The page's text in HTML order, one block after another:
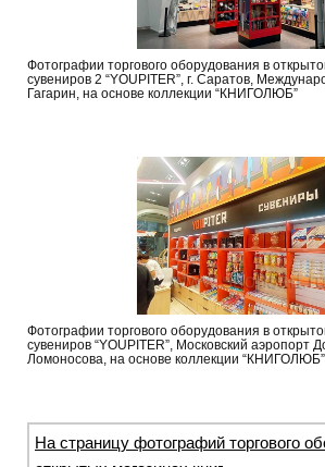
Фотографии торгового оборудования в
сувениров 2 “YOUPITER”, г. Саратов,
Гагарин, на основе коллекции “КНИГОЛЮБ”
Фотографии торгового оборудования в
сувениров “YOUPITER”, Московский
Ломоносова, на основе коллекции “КНИГОЛЮБ”
На страницу фотографий торгового